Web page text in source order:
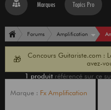
Marques Topics Pro
Forums Amplification
🎁
Concours Guitariste.com :
avez-
1 produit référencé sur ce
Marque : Fx Amplification